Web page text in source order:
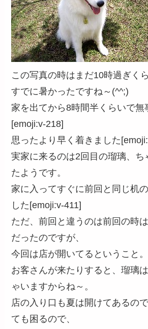
この写真の時はまだ10時過ぎく
すでに暑かったですね～(^^;)
家を出てから8時間半くらいで無
[emoji:v-218]
思ったより早く着きました
実家に来るのは2回目の瑠璃、ち
たようです。
家に入ってすぐに前回と同じ机
した[emoji:v-411]
ただ、前回と違うのは前回の時
だったのですが、
今回は店が開いてるということ。
お客さんが来たりすると、瑠璃
ゃいますからね～。
店の入り口も夏は開けてあるの
ても困るので、